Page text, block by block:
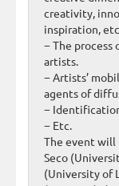
creativity,
inspiration,
− The
artists.
− Artists’
agents of
−
− Etc.
The event will
Seco
(University of